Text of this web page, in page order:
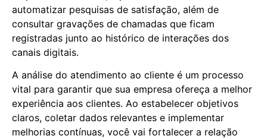
automatizar pesquisas de satisfação, além de
consultar gravações de chamadas que ficam
registradas junto ao histórico de interações dos
canais digitais.
A análise do atendimento ao cliente é um processo
vital para garantir que sua empresa ofereça a melhor
experiência aos clientes. Ao estabelecer objetivos
claros, coletar dados relevantes e implementar
melhorias contínuas, você vai fortalecer a relação